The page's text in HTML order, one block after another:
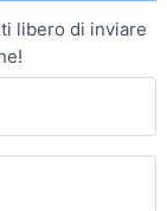
libero di inviare